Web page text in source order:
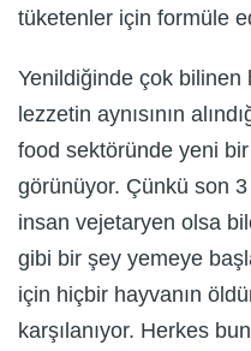
tüketenler için formüle
Yenildiğinde çok bilinen
lezzetin aynısının
food sektöründe yeni
görünüyor. Çünkü son
insan vejetaryen olsa
gibi bir şey yemeye
için hiçbir hayvanın
karşılanıyor. Herkes